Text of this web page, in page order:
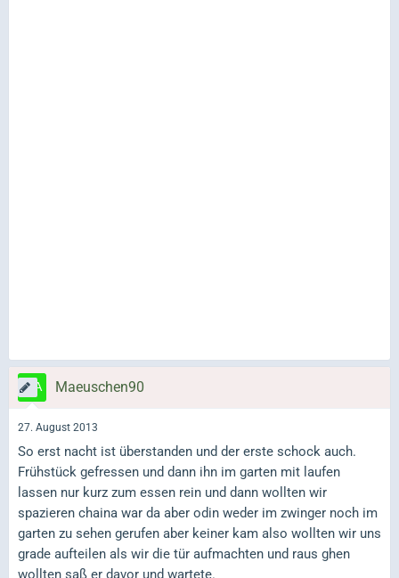
Maeuschen90
27. August 2013
So erst nacht ist überstanden und der erste schock auch.
Frühstück gefressen und dann ihn im garten mit laufen
lassen nur kurz zum essen rein und dann wollten wir
spazieren chaina war da aber odin weder im zwinger noch im
garten zu sehen gerufen aber keiner kam also wollten wir uns
grade aufteilen als wir die tür aufmachten und raus ghen
wollten saß er davor und wartete.